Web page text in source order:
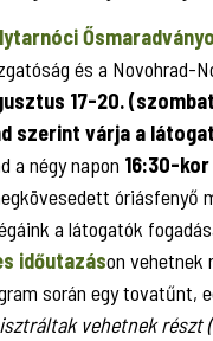
és a Novohrad-
17-20.
szerint várja a
a négy napon 16:30-
óriásfenyő
a látogatók
időutazáson vehetnek
során egy tovatűnt,
vehetnek részt